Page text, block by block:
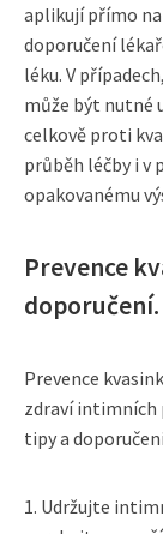
aplikují přímo
doporučení
léku. V
může být nutné
celkově proti
průběh léčby i v
opakovanému
Prevence
doporučení.
Prevence
zdraví intimních
tipy a
1. Udržujte